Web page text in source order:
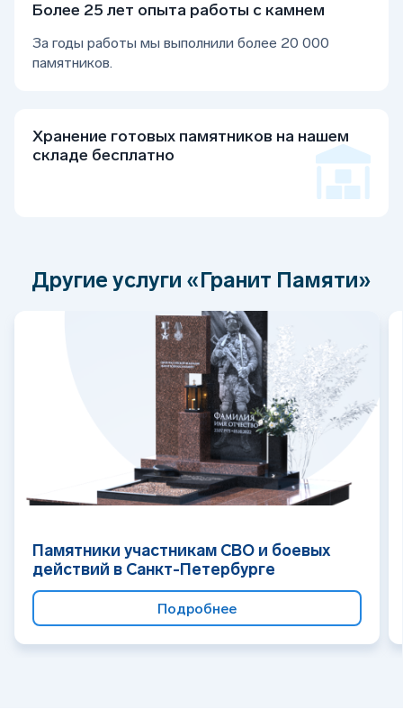
Более 25 лет опыта работы с камнем
За годы работы мы выполнили более 20 000
памятников.
Хранение готовых памятников на нашем
складе бесплатно
Другие услуги «Гранит Памяти»
Памятники участникам СВО и боевых
действий в Санкт-Петербурге
Подробнее